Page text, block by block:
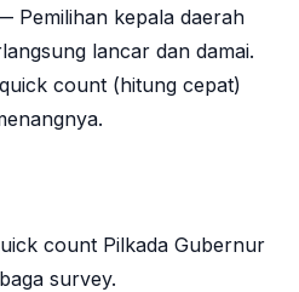
Pemilihan kepala daerah
lancar dan damai.
count (hitung cepat)
count Pilkada Gubernur
survey.